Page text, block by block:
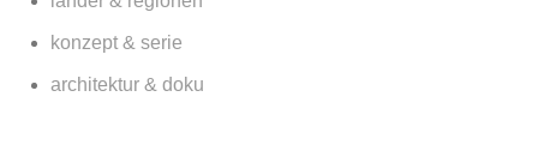
konzept & serie
architektur & doku